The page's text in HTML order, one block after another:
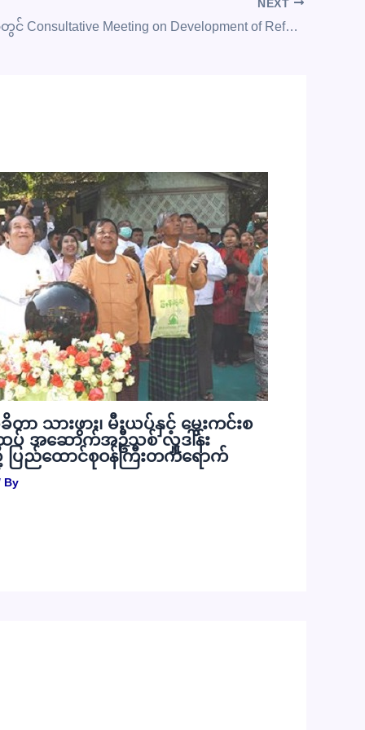
NEXT
နေပြည်တော်တွင် Consultative Meeting on Development of Referral Guidelines ကျင်းပပြုလုပ်ခြင်း
တာ သားဖွား၊ မီးယပ်နှင့် မွေးကင်းစ
ပ် အဆောက်အဦသစ် လှူဒါန်း
ပြည်ထောင်စုဝန်ကြီးတက်ရောက်